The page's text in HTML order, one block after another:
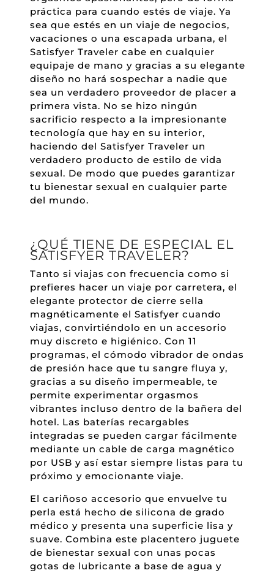
práctica para cuando estés de viaje. Ya
sea que estés en un viaje de negocios,
vacaciones o una escapada urbana, el
Satisfyer Traveler cabe en cualquier
equipaje de mano y gracias a su elegante
diseño no hará sospechar a nadie que
sea un verdadero proveedor de placer a
primera vista. No se hizo ningún
sacrificio respecto a la impresionante
tecnología que hay en su interior,
haciendo del Satisfyer Traveler un
verdadero producto de estilo de vida
sexual. De modo que puedes garantizar
tu bienestar sexual en cualquier parte
del mundo.
¿QUÉ TIENE DE ESPECIAL EL
SATISFYER TRAVELER?
Tanto si viajas con frecuencia como si
prefieres hacer un viaje por carretera, el
elegante protector de cierre sella
magnéticamente el Satisfyer cuando
viajas, convirtiéndolo en un accesorio
muy discreto e higiénico. Con 11
programas, el cómodo vibrador de ondas
de presión hace que tu sangre fluya y,
gracias a su diseño impermeable, te
permite experimentar orgasmos
vibrantes incluso dentro de la bañera del
hotel. Las baterías recargables
integradas se pueden cargar fácilmente
mediante un cable de carga magnético
por USB y así estar siempre listas para tu
próximo y emocionante viaje.
El cariñoso accesorio que envuelve tu
perla está hecho de silicona de grado
médico y presenta una superficie lisa y
suave. Combina este placentero juguete
de bienestar sexual con unas pocas
gotas de lubricante a base de agua y